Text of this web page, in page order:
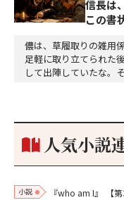
信長は
この書
儂は、草履取りの雑用
足軽に取り立てられた
して出陣していたな。
り。どうして勝てたの
人気小説
小説 『who am I』 【